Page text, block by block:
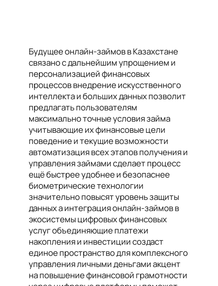
Будущее онлайн-займов в Казахстане
связано с дальнейшим упрощением и
персонализацией финансовых
процессов внедрение искусственного
интеллекта и больших данных позволит
предлагать пользователям
максимально точные условия займа
учитывающие их финансовые цели
поведение и текущие возможности
автоматизация всех этапов получения и
управления займами сделает процесс
ещё быстрее удобнее и безопаснее
биометрические технологии
значительно повысят уровень защиты
данных а интеграция онлайн-займов в
экосистемы цифровых финансовых
услуг объединяющие платежи
накопления и инвестиции создаст
единое пространство для комплексного
управления личными деньгами акцент
на повышение финансовой грамотности